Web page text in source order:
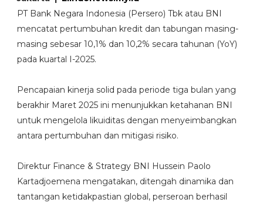
PT Bank Negara Indonesia (Persero) Tbk atau BNI
mencatat pertumbuhan kredit dan tabungan masing-
masing sebesar 10,1% dan 10,2% secara tahunan (YoY)
pada kuartal I-2025.
Pencapaian kinerja solid pada periode tiga bulan yang
berakhir Maret 2025 ini menunjukkan ketahanan BNI
untuk mengelola likuiditas dengan menyeimbangkan
antara pertumbuhan dan mitigasi risiko.
Direktur Finance & Strategy BNI Hussein Paolo
Kartadjoemena mengatakan, ditengah dinamika dan
tantangan ketidakpastian global, perseroan berhasil